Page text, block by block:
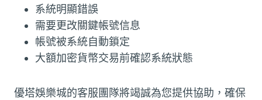
系統明顯錯誤
需要更改關鍵帳號信息
帳號被系統自動鎖定
大額加密貨幣交易前確認系統狀態
優塔娛樂城的客服團隊將竭誠為您提供協助，確保